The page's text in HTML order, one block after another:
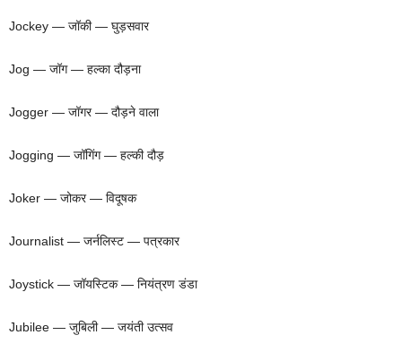
Jockey — जॉकी — घुड़सवार
Jog — जॉग — हल्का दौड़ना
Jogger — जॉगर — दौड़ने वाला
Jogging — जॉगिंग — हल्की दौड़
Joker — जोकर — विदूषक
Journalist — जर्नलिस्ट — पत्रकार
Joystick — जॉयस्टिक — नियंत्रण डंडा
Jubilee — जुबिली — जयंती उत्सव